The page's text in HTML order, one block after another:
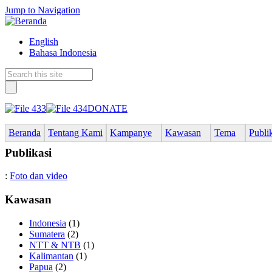
Jump to Navigation
English
Bahasa Indonesia
DONATE
Beranda Tentang Kami Kampanye Kawasan Tema
Publikasi
: Foto dan video
Kawasan
Indonesia (1)
Sumatera (2)
NTT & NTB (1)
Kalimantan (1)
Papua (2)